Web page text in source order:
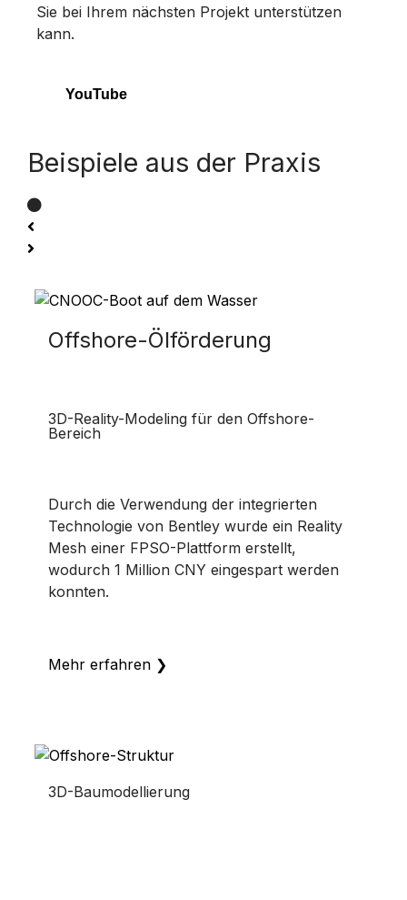
Sie bei Ihrem nächsten Projekt unterstützen
kann.
YouTube
Beispiele aus der Praxis
Offshore-Ölförderung
3D-Reality-Modeling für den Offshore-
Bereich
Durch die Verwendung der integrierten
Technologie von Bentley wurde ein Reality
Mesh einer FPSO-Plattform erstellt,
wodurch 1 Million CNY eingespart werden
konnten.
Mehr erfahren ❯
3D-Baumodellierung